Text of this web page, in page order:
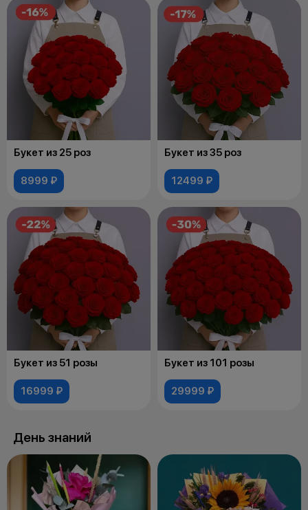
Букет из 25 роз
8999 ₽
Букет из 35 роз
12499 ₽
Букет из 51 розы
16999 ₽
Букет из 101 розы
29999 ₽
День знаний